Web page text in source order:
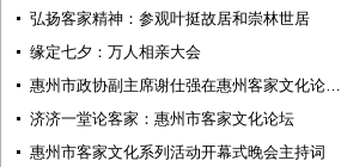
弘扬客家精神：参观叶挺故居和崇林世居
缘定七夕：万人相亲大会
惠州市政协副主席谢仕强在惠州客家文化论…
济济一堂论客家：惠州市客家文化论坛
惠州市客家文化系列活动开幕式晚会主持词